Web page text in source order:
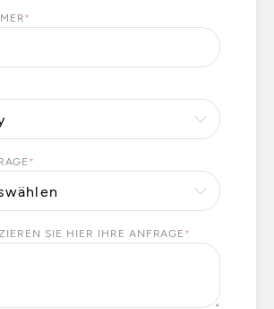
*
*
SIE HIER IHRE ANFRAGE *